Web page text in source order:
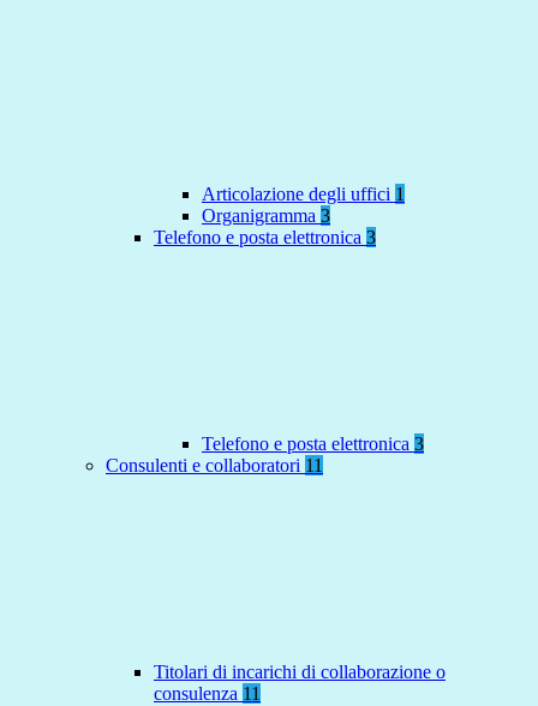
Articolazione degli uffici 1
Organigramma 3
Telefono e posta elettronica 3
Telefono e posta elettronica 3
Consulenti e collaboratori 11
Titolari di incarichi di collaborazione o
consulenza 11